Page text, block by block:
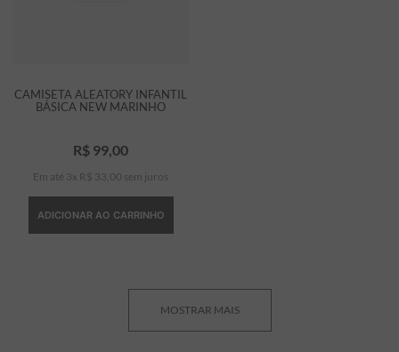
CAMISETA ALEATORY INFANTIL
BÁSICA NEW MARINHO
R$ 99,00
Em até 3 x R$ 33 00 sem juros
ADICIONAR AO CARRINHO
MOSTRAR MAIS